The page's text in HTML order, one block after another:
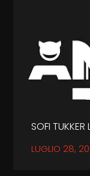
SOFI TUKKER
LUGLIO 28,